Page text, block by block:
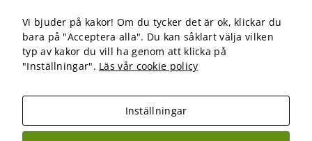
Förbundet
Om cookies
Copyright 2026 Fysioterapi | All Rights Reserved
Vi bjuder på kakor! Om du tycker det är ok, klickar du
bara på "Acceptera alla". Du kan såklart välja vilken
typ av kakor du vill ha genom att klicka på
"Inställningar". Läs vår cookie policy
Inställningar